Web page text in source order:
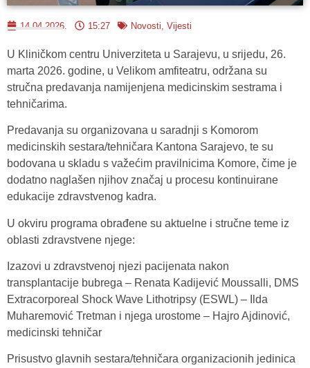
14.04.2026. 15:27 Novosti Vijesti
U Kliničkom centru Univerziteta u Sarajevu, u srijedu, 26.
marta 2026. godine, u Velikom amfiteatru, održana su
stručna predavanja namijenjena medicinskim sestrama i
tehničarima.
Predavanja su organizovana u saradnji s Komorom
medicinskih sestara/tehničara Kantona Sarajevo, te su
bodovana u skladu s važećim pravilnicima Komore, čime je
dodatno naglašen njihov značaj u procesu kontinuirane
edukacije zdravstvenog kadra.
U okviru programa obrađene su aktuelne i stručne teme iz
oblasti zdravstvene njege:
Izazovi u zdravstvenoj njezi pacijenata nakon
transplantacije bubrega – Renata Kadijević Moussalli, DMS
Extracorporeal Shock Wave Lithotripsy (ESWL) – Ilda
Muharemović Tretman i njega urostome – Hajro Ajdinović,
medicinski tehničar
Prisustvo glavnih sestara/tehničara organizacionih jedinica